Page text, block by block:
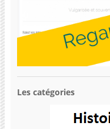
Les catégories